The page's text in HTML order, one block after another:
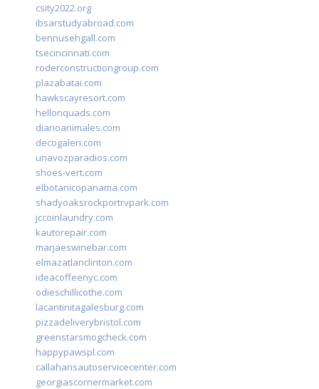
csity2022.org
ibsarstudyabroad.com
bennusehgall.com
tsecincinnati.com
roderconstructiongroup.com
plazabatai.com
hawkscayresort.com
hellonquads.com
diarioanimales.com
decogaleri.com
unavozparadios.com
shoes-vert.com
elbotanicopanama.com
shadyoaksrockportrvpark.com
jccoinlaundry.com
kautorepair.com
marjaeswinebar.com
elmazatlanclinton.com
ideacoffeenyc.com
odieschillicothe.com
lacantinitagalesburg.com
pizzadeliverybristol.com
greenstarsmogcheck.com
happypawspl.com
callahansautoservicecenter.com
georgiascornermarket.com